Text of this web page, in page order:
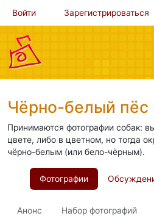
Войти Зарегистрироваться
Чёрно-белый пёс
Принимаются фотографии собак:
цвете, либо в цветном, но тогда
чёрно-белым (или бело-чёрным).
Фотографии
Анонс Набор фотографий